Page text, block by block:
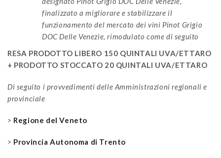
finalizzato a migliorare e stabilizzare il
funzionamento del mercato dei vini Pinot Grigio
DOC Delle Venezie, rimodulato come di seguito
RESA PRODOTTO LIBERO 150 QUINTALI UVA/ETTARO
+ PRODOTTO STOCCATO 20 QUINTALI UVA/ETTARO
Di seguito i provvedimenti delle Amministrazioni regionali e
provinciale
> Regione del Veneto
> Provincia Autonoma di Trento